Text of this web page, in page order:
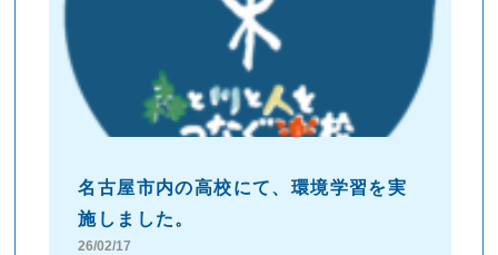
名古屋市内の高校にて、環境学習を実
施しました。
26/02/17